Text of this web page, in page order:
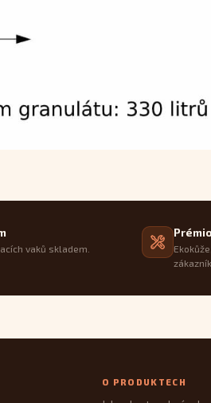
vaků skladem.
O PRODUKTECH